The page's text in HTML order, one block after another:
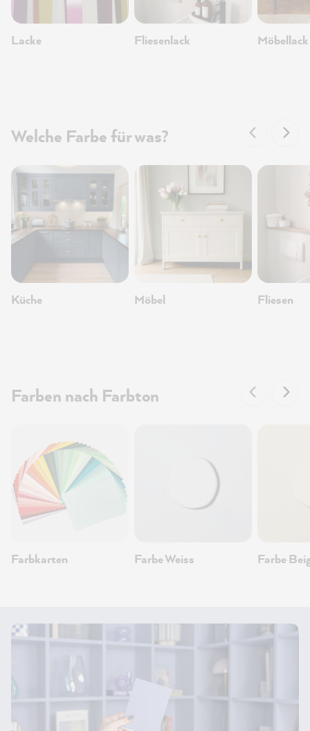
Lacke Fliesenlack Möbellack
Welche Farbe für was?
Küche Möbel Fliesen
Farben nach Farbton
Farbkarten Farbe Weiss Farbe